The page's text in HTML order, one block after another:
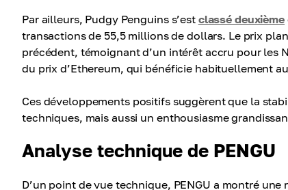
Par ailleurs, Pudgy Penguins s’est classé deuxième
transactions de 55,5 millions de dollars. Le prix
précédent, témoignant d’un intérêt accru pour les
du prix d’Ethereum, qui bénéficie habituellement
Ces développements positifs suggèrent que la
techniques, mais aussi un enthousiasme
Analyse technique de PENGU
D’un point de vue technique, PENGU a montré